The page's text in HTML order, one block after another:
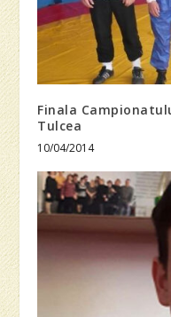
Finala
Tulcea
10/04/2014